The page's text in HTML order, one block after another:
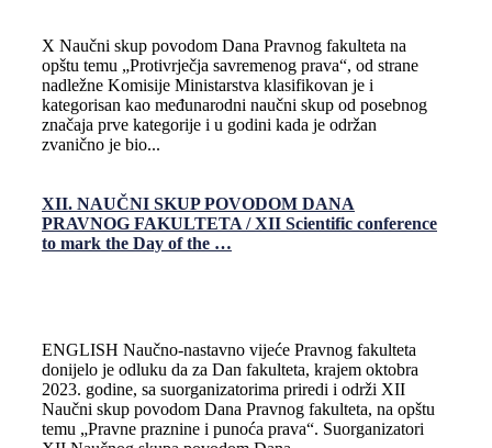
X Naučni skup povodom Dana Pravnog fakulteta na
opštu temu „Protivrječja savremenog prava“, od strane
nadležne Komisije Ministarstva klasifikovan je i
kategorisan kao međunarodni naučni skup od posebnog
značaja prve kategorije i u godini kada je održan
zvanično je bio...
XII. NAUČNI SKUP POVODOM DANA
PRAVNOG FAKULTETA / XII Scientific conference
to mark the Day of the …
ENGLISH Naučno-nastavno vijeće Pravnog fakulteta
donijelo je odluku da za Dan fakulteta, krajem oktobra
2023. godine, sa suorganizatorima priredi i održi XII
Naučni skup povodom Dana Pravnog fakulteta, na opštu
temu „Pravne praznine i punoća prava“. Suorganizatori